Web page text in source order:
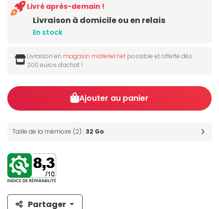
Livraison à domicile ou en relais
En stock
Livré après-demain !
Livraison en magasin materiel.net possible et offerte dès
200 euros d'achat !
Ajouter au panier
Taille de la mémoire (2) : 32 Go
Partager